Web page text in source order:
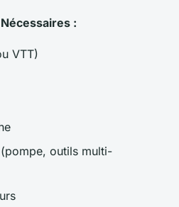
:
VTT)
outils multi-